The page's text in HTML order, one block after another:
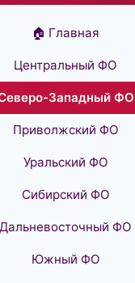
🏠 Главная
Центральный ФО
Западный ФО
Приволжский ФО
Уральский ФО
Сибирский ФО
Дальневосточный ФО
Южный ФО